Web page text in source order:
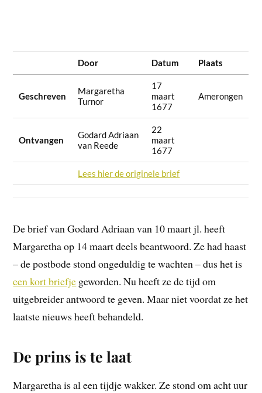
Door Datum Plaats
Geschreven
Margaretha
Turnor
17
maart
1677
Amerongen
Ontvangen
Godard Adriaan
van Reede
22
maart
1677
Lees hier de originele brief
De brief van Godard Adriaan van 10 maart jl. heeft
Margaretha op 14 maart deels beantwoord. Ze had haast
– de postbode stond ongeduldig te wachten – dus het is
een kort briefje geworden. Nu heeft ze de tijd om
uitgebreider antwoord te geven. Maar niet voordat ze het
laatste nieuws heeft behandeld.
De prins is te laat
Margaretha is al een tijdje wakker. Ze stond om acht uur